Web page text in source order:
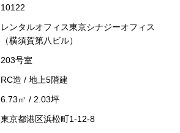
10122
レンタルオフィス東京シナジーオフィス
（横須賀第八ビル）
203号室
RC造 / 地上5階建
6.73㎡ / 2.03坪
東京都港区浜松町1-12-8